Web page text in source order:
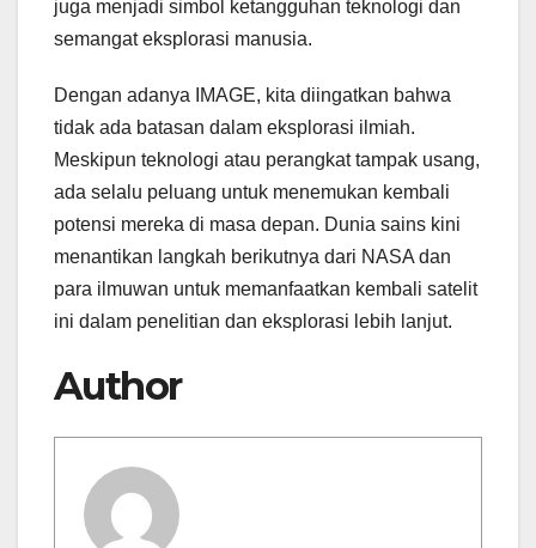
juga menjadi simbol ketangguhan teknologi dan
semangat eksplorasi manusia.
Dengan adanya IMAGE, kita diingatkan bahwa
tidak ada batasan dalam eksplorasi ilmiah.
Meskipun teknologi atau perangkat tampak usang,
ada selalu peluang untuk menemukan kembali
potensi mereka di masa depan. Dunia sains kini
menantikan langkah berikutnya dari NASA dan
para ilmuwan untuk memanfaatkan kembali satelit
ini dalam penelitian dan eksplorasi lebih lanjut.
Author